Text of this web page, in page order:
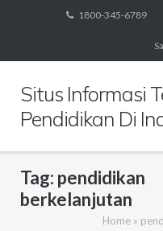
1800-345-6789
Situs Informasi
Pendidikan Di
Tag: pendidikan
berkelanjutan
Home»